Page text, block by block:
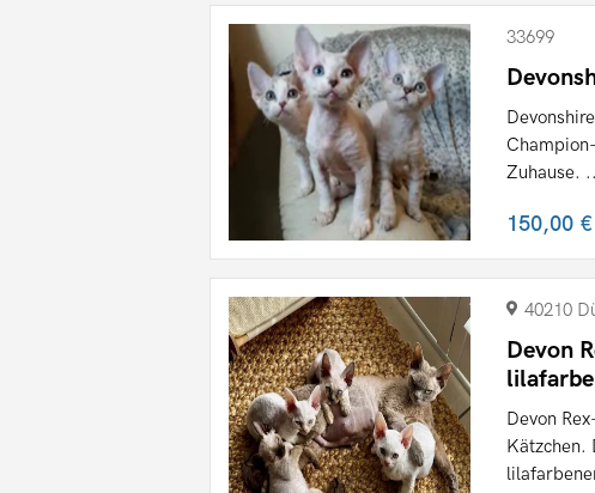
33699
Zuhause.
150,00 €
40210
Devon
Devon
Kätzchen.